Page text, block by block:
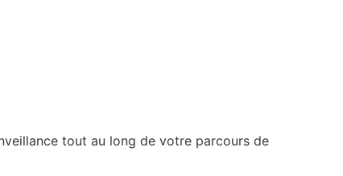
tout au long de votre parcours de